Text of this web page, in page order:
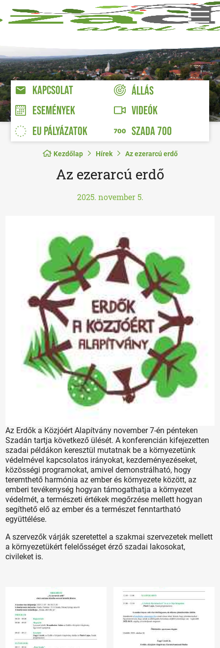
KAPCSOLAT
ÁLLÁS
ESEMÉNYEK
VIDEÓK
EU PÁLYÁZATOK
SZADA 700
Kezdőlap Hírek Az ezerarcú erdő
Az ezerarcú erdő
2025. november 5.
Az Erdők a Közjóért Alapítvány november 7-én pénteken
Szadán tartja következő ülését. A konferencián kifejezetten
szadai példákon keresztül mutatnak be a környezetünk
védelmével kapcsolatos irányokat, kezdeményezéseket,
közösségi programokat, amivel demonstrálható, hogy
teremthető harmónia az ember és környezete között, az
emberi tevékenység hogyan támogathatja a környezet
védelmét, a természeti értékek megőrzése mellett hogyan
segíthető elő az ember és a természet fenntartható
együttélése.
A szervezők várják szeretettel a szakmai szervezetek mellett
a környezetükért felelősséget érző szadai lakosokat,
civileket is.